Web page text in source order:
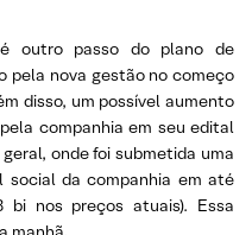
outro passo do plano de
pela nova gestão no começo
disso, um possível aumento
companhia em seu edital
onde foi submetida uma
social da companhia em até
nos preços atuais). Essa